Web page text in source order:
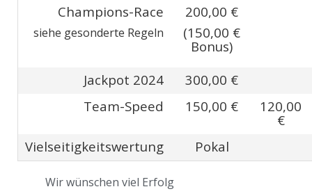
Champions-Race
siehe gesonderte Regeln
200,00 €
(150,00 €
Bonus)
Jackpot 2024
300,00 €
Team-Speed
150,00 €
120,00
€
Vielseitigkeitswertung
Pokal
Wir wünschen viel Erfolg